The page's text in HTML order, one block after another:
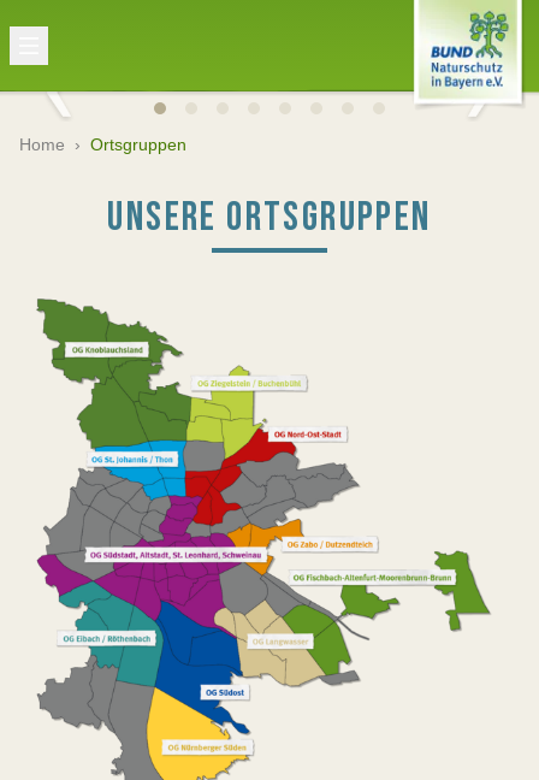
Home › Ortsgruppen
UNSERE ORTSGRUPPEN